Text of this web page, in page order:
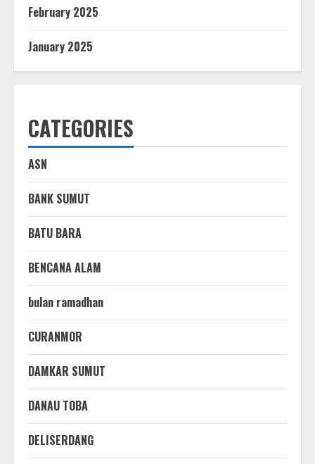
February 2025
January 2025
CATEGORIES
ASN
BANK SUMUT
BATU BARA
BENCANA ALAM
bulan ramadhan
CURANMOR
DAMKAR SUMUT
DANAU TOBA
DELISERDANG